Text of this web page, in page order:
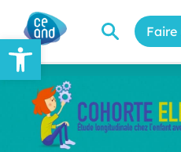
Ouvrir la barre d’outils Faire